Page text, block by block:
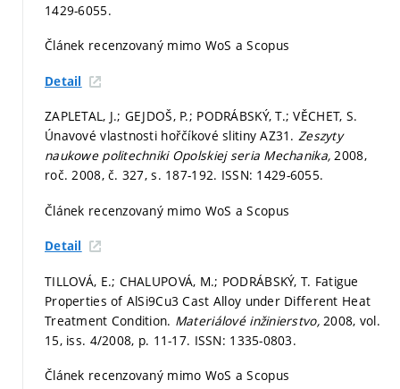
1429-6055.
Článek recenzovaný mimo WoS a Scopus
Detail
ZAPLETAL, J.; GEJDOŠ, P.; PODRÁBSKÝ, T.; VĚCHET, S.
Únavové vlastnosti hořčíkové slitiny AZ31.Zeszyty
naukowe politechniki Opolskiej seria Mechanika,2008,
roč. 2008, č. 327,s. 187-192. ISSN: 1429-6055.
Článek recenzovaný mimo WoS a Scopus
Detail
TILLOVÁ, E.; CHALUPOVÁ, M.; PODRÁBSKÝ, T. Fatigue
Properties of AlSi9Cu3 Cast Alloy under Different Heat
Treatment Condition. Materiálové inžinierstvo, 2008, vol.
15, iss. 4/2008, p. 11-17. ISSN: 1335-0803.
Článek recenzovaný mimo WoS a Scopus